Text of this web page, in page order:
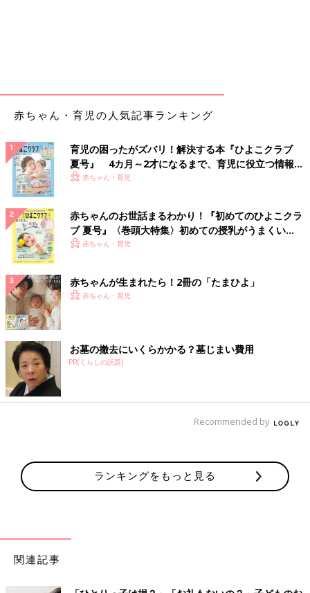
赤ちゃん・育児の人気記事ランキング
育児の困ったがズバリ！解決する本『ひよこクラブ
夏号』 4カ月～2才になるまで、育児に役立つ情報が
いっぱい！
赤ちゃん・育児
赤ちゃんのお世話まるわかり！『初めてのひよこクラ
ブ 夏号』〈巻頭大特集〉初めての授乳がうまくい
く！ おっぱい・ミルクの基本と夏のトラブル 解決テ
赤ちゃん・育児
赤ちゃんが生まれたら！2冊の「たまひよ」
赤ちゃん・育児
お墓の撤去にいくらかかる？墓じまい費用
PR(くらしの話題)
Recommended by
ランキングをもっと見る
関連記事